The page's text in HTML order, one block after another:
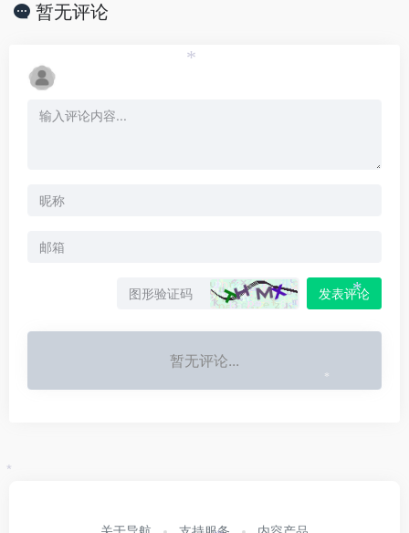
暂无评论
发表评论
暂无评论...
*